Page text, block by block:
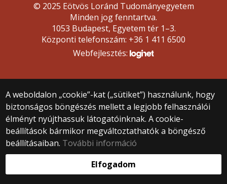
A weboldalon „cookie”-kat („sütiket”) használunk, hogy
biztonságos böngészés mellett a legjobb felhasználói
élményt nyújthassuk látogatóinknak. A cookie-
beállítások bármikor megváltoztathatók a böngésző
beállításaiban. További információ
Elfogadom
© 2025 Eötvös Loránd Tudományegyetem
Minden jog fenntartva.
1053 Budapest, Egyetem tér 1–3.
Központi telefonszám: +36 1 411 6500
Webfejlesztés: